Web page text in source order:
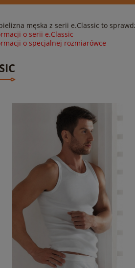
męska z serii e.Classic to
o serii e.Classic
o specjalnej rozmiarówce